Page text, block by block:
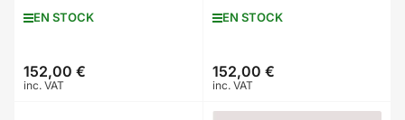
EN STOCK
Prix
152,00 €
inc. VAT
EN STOCK
Prix
152,00 €
inc. VAT